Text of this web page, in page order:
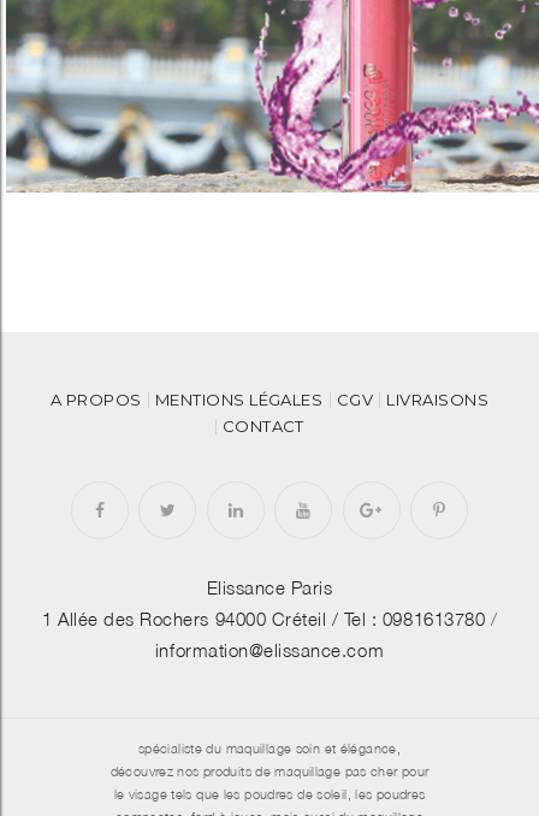
A PROPOS MENTIONS LÉGALES CGV
LIVRAISONS
CONTACT
Elissance Paris
1 Allée des Rochers 94000 Créteil / Tel : 0981613780 /
information@elissance.com
spécialiste du maquillage soin et élégance,
découvrez nos produits de maquillage pas cher pour
le visage tels que les poudres de soleil, les poudres